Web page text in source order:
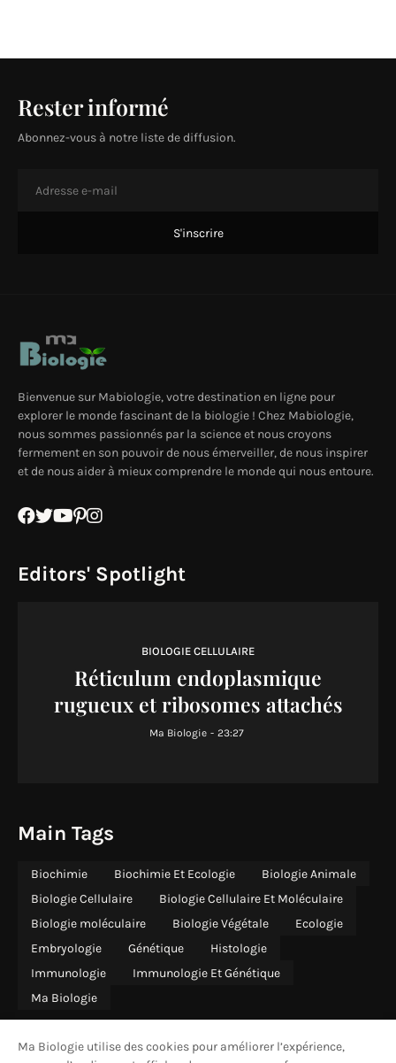
Rester informé
Abonnez-vous à notre liste de diffusion.
Bienvenue sur Mabiologie, votre destination en ligne pour
explorer le monde fascinant de la biologie ! Chez Mabiologie,
nous sommes passionnés par la science et nous croyons
fermement en son pouvoir de nous émerveiller, de nous inspirer
et de nous aider à mieux comprendre le monde qui nous entoure.
Editors' Spotlight
BIOLOGIE CELLULAIRE
Réticulum endoplasmique
rugueux et ribosomes attachés
Ma Biologie - 23:27
Main Tags
Biochimie Biochimie Et Ecologie
Biologie Animale
Biologie Cellulaire
Biologie Cellulaire Et Moléculaire
Biologie moléculaire
Biologie Végétale
Ecologie
Embryologie
Génétique
Histologie
Immunologie
Immunologie Et Génétique
Ma Biologie
Ma Biologie utilise des cookies pour améliorer l’expérience,